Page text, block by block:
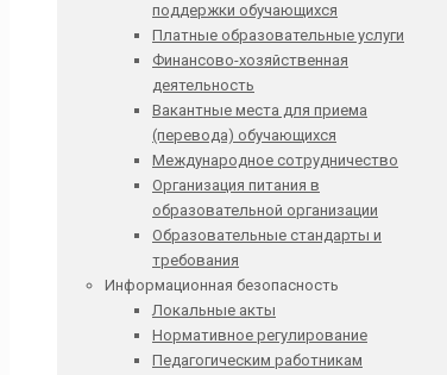
поддержки обучающихся
Платные образовательные услуги
Финансово-хозяйственная
деятельность
Вакантные места для приема
(перевода) обучающихся
Международное сотрудничество
Организация питания в
образовательной организации
Образовательные стандарты и
требования
Информационная безопасность
Локальные акты
Нормативное регулирование
Педагогическим работникам